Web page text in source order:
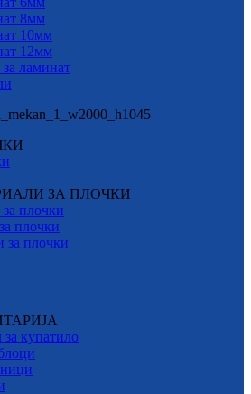
8мм
10мм
12мм
ламинат
ЗА ПЛОЧКИ
плочки
плочки
за плочки
купатило